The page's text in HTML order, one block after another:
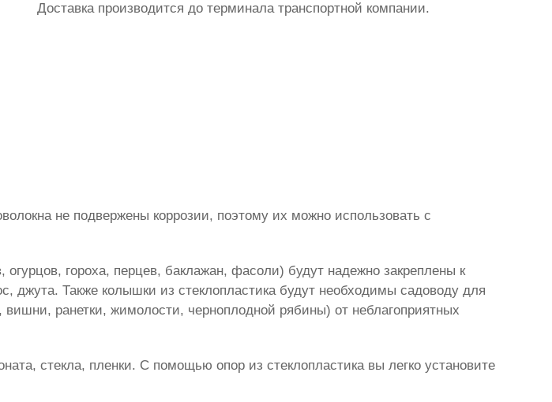
Доставка производится до терминала транспортной компании.
не подвержены коррозии, поэтому их можно использовать с
гороха, перцев, баклажан, фасоли) будут надежно закреплены к
Также колышки из стеклопластика будут необходимы садоводу для
ранетки, жимолости, черноплодной рябины) от неблагоприятных
стекла, пленки. С помощью опор из стеклопластика вы легко установите